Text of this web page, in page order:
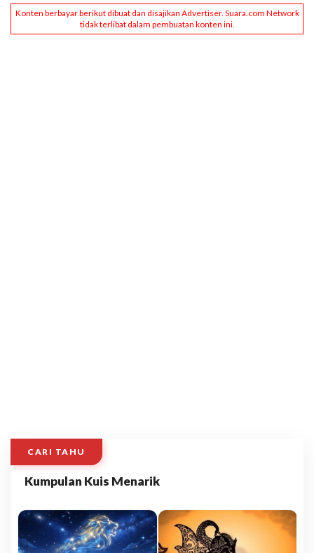
CARI TAHU
Kumpulan Kuis Menarik